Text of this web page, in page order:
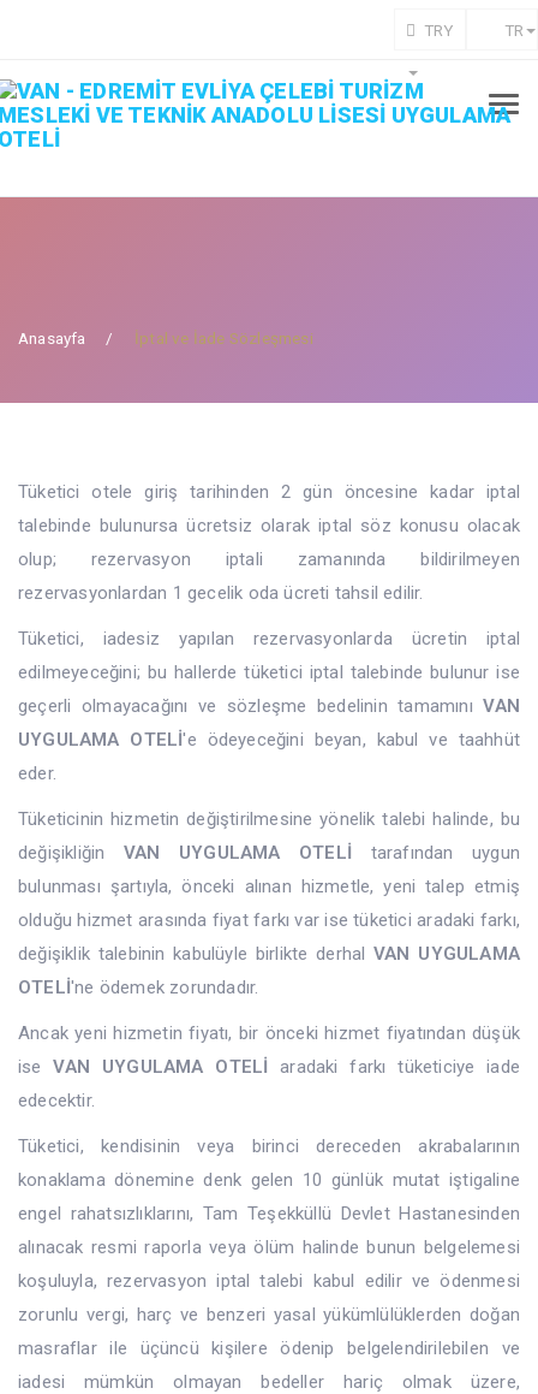
TRY TR
Anasayfa İptal ve İade Sözleşmesi
Tüketici otele giriş tarihinden 2 gün öncesine kadar iptal
talebinde bulunursa ücretsiz olarak iptal söz konusu olacak
olup; rezervasyon iptali zamanında bildirilmeyen
rezervasyonlardan 1 gecelik oda ücreti tahsil edilir.
Tüketici, iadesiz yapılan rezervasyonlarda ücretin iptal
edilmeyeceğini; bu hallerde tüketici iptal talebinde bulunur ise
geçerli olmayacağını ve sözleşme bedelinin tamamınıVAN
UYGULAMA OTELİ'e ödeyeceğini beyan, kabul ve taahhüt
eder.
Tüketicinin hizmetin değiştirilmesine yönelik talebi halinde, bu
değişikliğin VAN UYGULAMA OTELİ
tarafından uygun
bulunması şartıyla, önceki alınan hizmetle, yeni talep etmiş
olduğu hizmet arasında fiyat farkı var ise tüketici aradaki farkı,
değişiklik talebinin kabulüyle birlikte derhalVAN UYGULAMA
OTELİ'ne ödemek zorundadır.
Ancak yeni hizmetin fiyatı, bir önceki hizmet fiyatından düşük
iseVAN UYGULAMA OTELİ aradaki farkı tüketiciye iade
edecektir.
Tüketici, kendisinin veya birinci dereceden akrabalarının
konaklama dönemine denk gelen 10 günlük mutat iştigaline
engel rahatsızlıklarını, Tam Teşekküllü Devlet Hastanesinden
alınacak resmi raporla veya ölüm halinde bunun belgelemesi
koşuluyla, rezervasyon iptal talebi kabul edilir ve ödenmesi
zorunlu vergi, harç ve benzeri yasal yükümlülüklerden doğan
masraflar ile üçüncü kişilere ödenip belgelendirilebilen ve
iadesi mümkün olmayan bedeller hariç olmak üzere,